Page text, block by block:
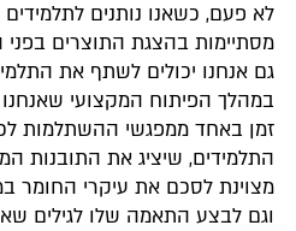
לא פעם, כשאנו נותנים לתלמידים
מסתיימות בהצגת התוצרים בפני
גם אנחנו יכולים לשתף את
במהלך הפיתוח המקצועי
זמן באחד ממפגשי ההשתלמות
התלמידים, שיציג את התובנות
מצוינת לסכם את עיקרי החומר
וגם לבצע התאמה שלו לגילים